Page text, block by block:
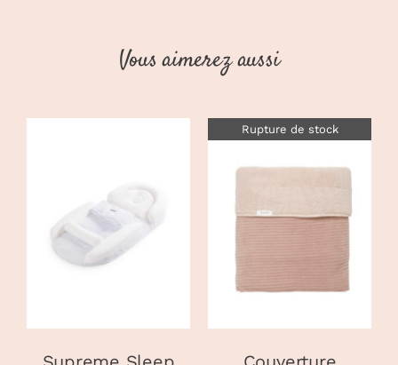
Vous aimerez aussi
AJOUTER AU
DÉTAILS
Rupture de stock